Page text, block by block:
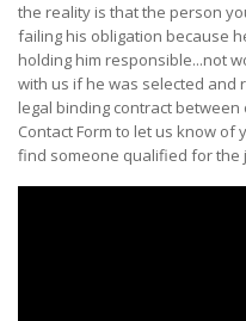
the reality is that the person
failing his obligation because
holding him responsible...not
with us if he was selected and
legal binding contract
Contact Form to let us know
find someone qualified for the